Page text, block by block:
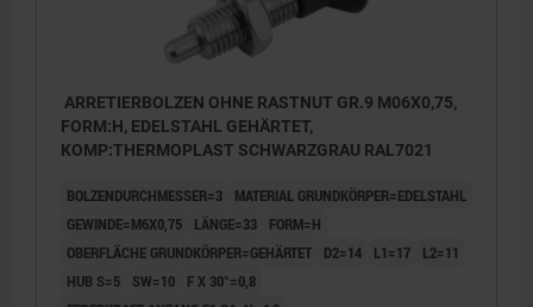
ARRETIERBOLZEN OHNE RASTNUT GR.9 M06X0,75,
FORM:H, EDELSTAHL GEHÄRTET,
KOMP:THERMOPLAST SCHWARZGRAU RAL7021
BOLZENDURCHMESSER=3
MATERIAL GRUNDKÖRPER=EDELSTAHL
GEWINDE=M6X0,75
LÄNGE=33
FORM=H
OBERFLÄCHE GRUNDKÖRPER=GEHÄRTET
D2=14 L1=17
L2=11
HUB S=5
SW=10
F X 30°=0,8